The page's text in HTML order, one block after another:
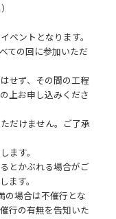
ベントとなります。
ての回に参加いただ
せず、その間の工程
上お申し込みくださ
だけません。ご了承
ます。
とかぶれる場合がご
ます。
の場合は不催行とな
行の有無を告知いた